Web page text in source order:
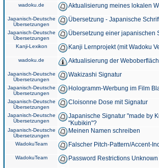
wadoku.de Aktualisierung meines lokalen
Japanisch-Deutsche
Übersetzungen
Übersetzung - Japanische
Japanisch-Deutsche
Übersetzungen
Übersetzung einer japanischen
Kanji-Lexikon Kanji Lernprojekt (mit Wadoku
wadoku.de Aktualisierung der
Japanisch-Deutsche
Übersetzungen
Wakizashi Signatur
Japanisch-Deutsche
Übersetzungen
Hologramm-Werbung im Film
Japanisch-Deutsche
Übersetzungen
Cloisonne Dose mit Signatur
Japanisch-Deutsche
Übersetzungen
Japanische Signatur "made by
"Kubikin"?
Japanisch-Deutsche
Übersetzungen
Meinen Namen schreiben
WadokuTeam Falscher Pitch-Pattern/Accent-
WadokuTeam Password Restrictions Unknown